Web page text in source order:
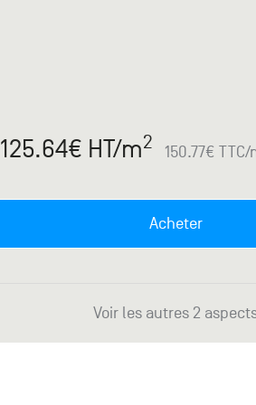
125.64€ HT/m2 150.77€ TTC/
Acheter
Voir les autres 2